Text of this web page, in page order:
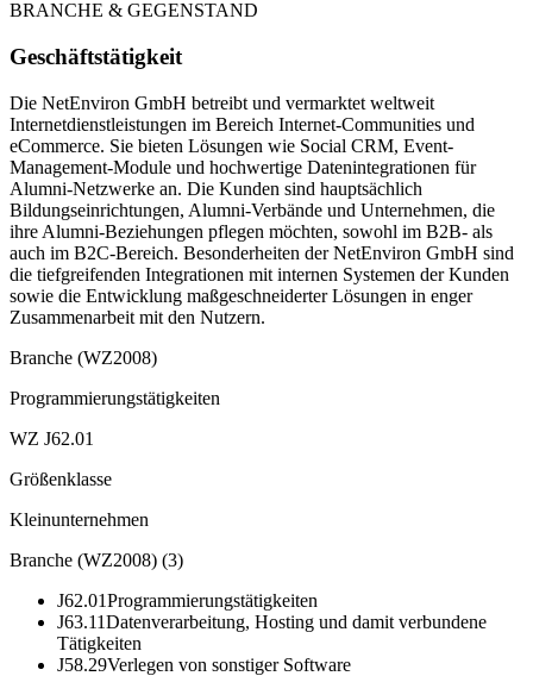
BRANCHE & GEGENSTAND
Geschäftstätigkeit
Die NetEnviron GmbH betreibt und vermarktet weltweit
Internetdienstleistungen im Bereich Internet-Communities und
eCommerce. Sie bieten Lösungen wie Social CRM, Event-
Management-Module und hochwertige Datenintegrationen für
Alumni-Netzwerke an. Die Kunden sind hauptsächlich
Bildungseinrichtungen, Alumni-Verbände und Unternehmen, die
ihre Alumni-Beziehungen pflegen möchten, sowohl im B2B- als
auch im B2C-Bereich. Besonderheiten der NetEnviron GmbH sind
die tiefgreifenden Integrationen mit internen Systemen der Kunden
sowie die Entwicklung maßgeschneiderter Lösungen in enger
Zusammenarbeit mit den Nutzern.
Branche (WZ2008)
Programmierungstätigkeiten
WZ J62.01
Größenklasse
Kleinunternehmen
Branche (WZ2008) (3)
J62.01Programmierungstätigkeiten
J63.11Datenverarbeitung, Hosting und damit verbundene
Tätigkeiten
J58.29Verlegen von sonstiger Software